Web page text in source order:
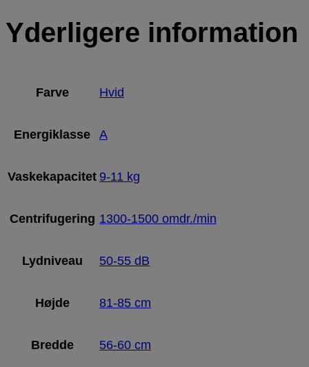
Yderligere information
Farve Hvid
Energiklasse A
Vaskekapacitet 9-11 kg
Centrifugering 1300-1500 omdr./min
Lydniveau 50-55 dB
Højde 81-85 cm
Bredde 56-60 cm